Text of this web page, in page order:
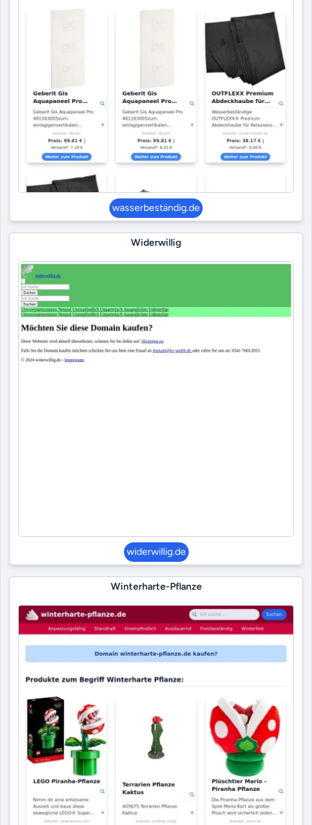
wasserbeständig.de
Widerwillig
widerwillig.de
Winterharte-Pflanze